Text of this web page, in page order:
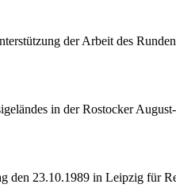
der Arbeit des
in der Rostocker
den 23.10.1989 in Leipzig für